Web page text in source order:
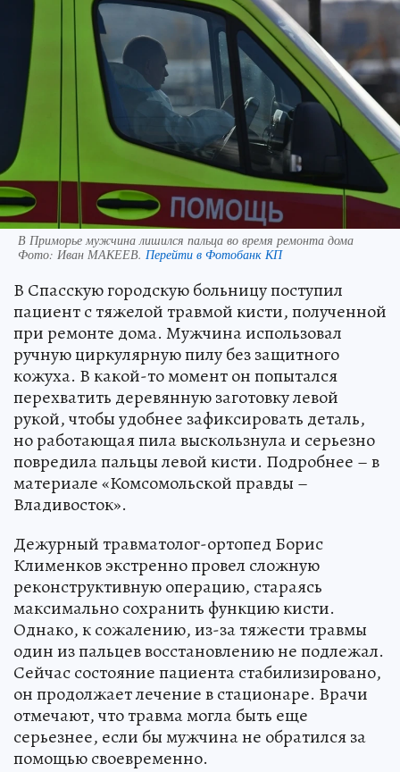
В Приморье мужчина лишился пальца во время ремонта дома
Фото: Иван МАКЕЕВ. Перейти в Фотобанк КП
В Спасскую городскую больницу поступил
пациент с тяжелой травмой кисти, полученной
при ремонте дома. Мужчина использовал
ручную циркулярную пилу без защитного
кожуха. В какой-то момент он попытался
перехватить деревянную заготовку левой
рукой, чтобы удобнее зафиксировать деталь,
но работающая пила выскользнула и серьезно
повредила пальцы левой кисти. Подробнее – в
материале «Комсомольской правды –
Владивосток».
Дежурный травматолог-ортопед Борис
Клименков экстренно провел сложную
реконструктивную операцию, стараясь
максимально сохранить функцию кисти.
Однако, к сожалению, из-за тяжести травмы
один из пальцев восстановлению не подлежал.
Сейчас состояние пациента стабилизировано,
он продолжает лечение в стационаре. Врачи
отмечают, что травма могла быть еще
серьезнее, если бы мужчина не обратился за
помощью своевременно.